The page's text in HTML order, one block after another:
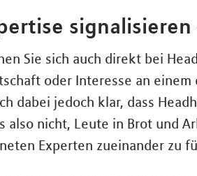
Sie sich auch direkt bei
oder Interesse an
dabei jedoch klar, dass
also nicht, Leute in Brot und
Experten zueinander zu